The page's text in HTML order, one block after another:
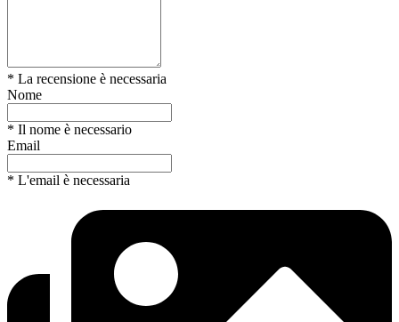
* La recensione è necessaria
Nome
* Il nome è necessario
Email
* L'email è necessaria